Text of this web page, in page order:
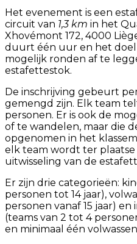
Het evenement is een
circuit van 1,3 km in het
Xhovémont 172, 4000
duurt één uur en het doel
mogelijk ronden af te
estafettestok.
De inschrijving gebeurt
gemengd zijn. Elk team
personen. Er is ook de
of te wandelen, maar die
opgenomen in het
elk team wordt ter
uitwisseling van de
Er zijn drie categorieën:
personen tot 14 jaar),
personen vanaf 15 jaar)
(teams van 2 tot 4
en minimaal één